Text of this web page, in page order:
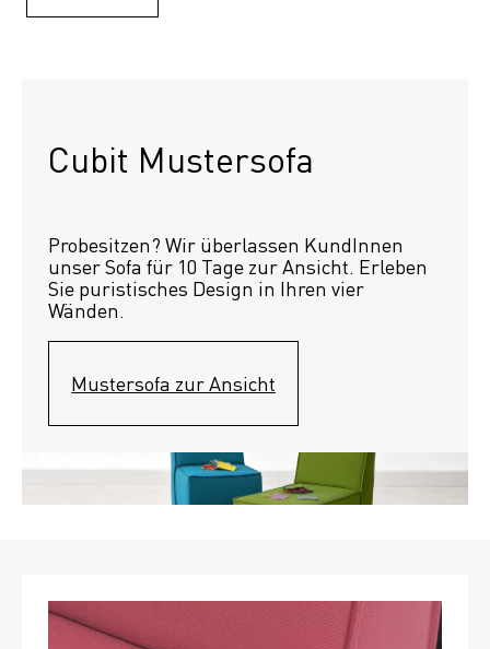
Cubit Mustersofa
Probesitzen? Wir überlassen KundInnen
unser Sofa für 10 Tage zur Ansicht. Erleben
Sie puristisches Design in Ihren vier
Wänden.
Mustersofa zur Ansicht